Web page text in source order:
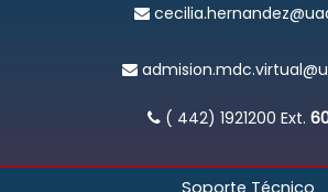
( 442) 1921200Ext.
Soporte Técnico